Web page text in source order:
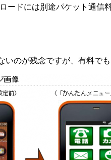
ードには別途パケット通信
いのが残念ですが、有料で